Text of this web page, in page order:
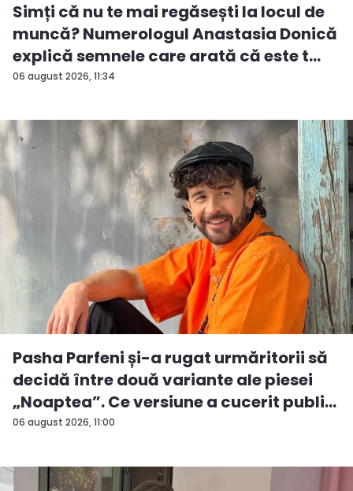
06 august 2026, 11:34
Simți că nu te mai regăsești la locul de
muncă? Numerologul Anastasia Donică
explică semnele care arată că este t...
06 august 2026, 11:00
Pasha Parfeni și-a rugat urmăritorii să
decidă între două variante ale piesei
„Noaptea”. Ce versiune a cucerit publi...